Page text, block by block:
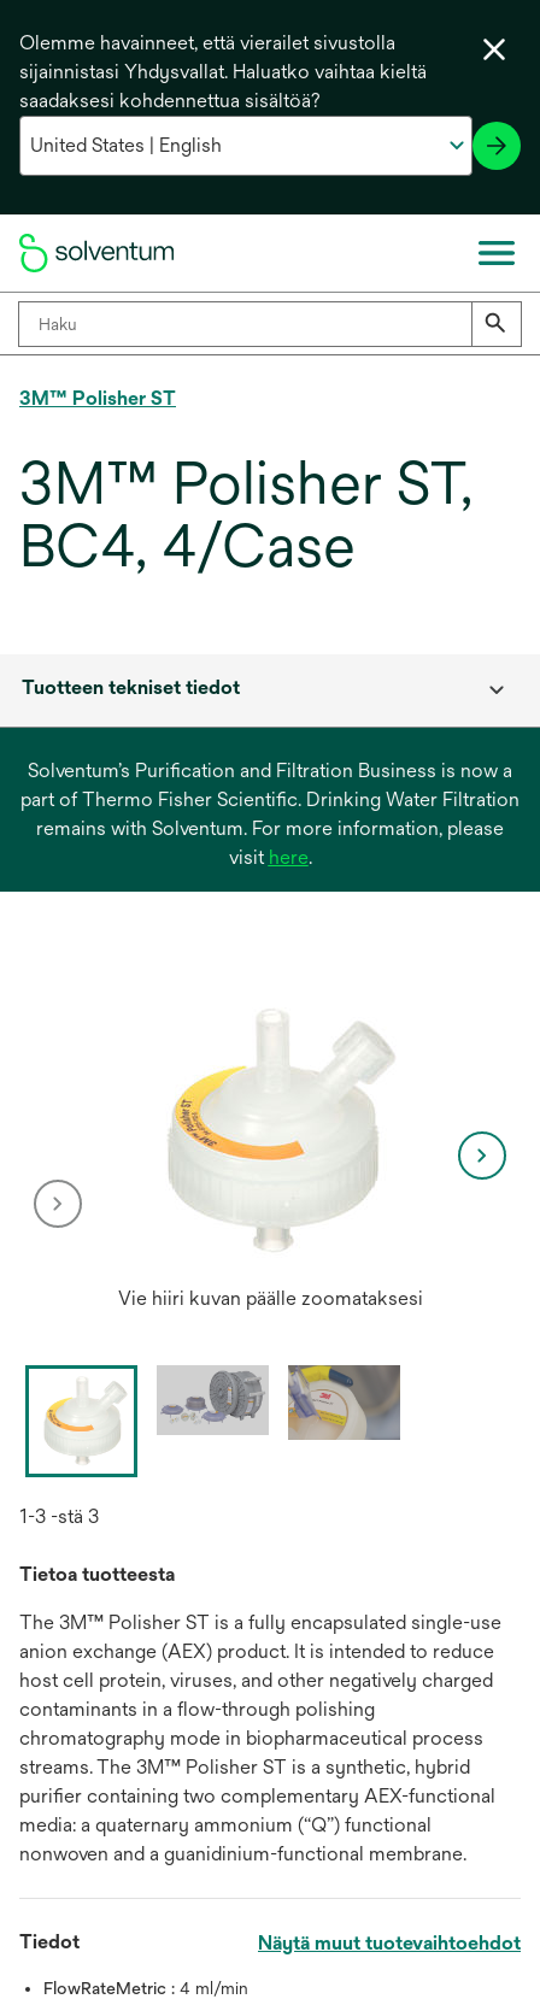
Olemme havainneet, että vierailet sivustolla
sijainnistasi Yhdysvallat. Haluatko vaihtaa kieltä
saadaksesi kohdennettua sisältöä?
3M™ Polisher ST
3M™ Polisher ST,
BC4, 4/Case
Tuotteen tekniset tiedot
Solventum’s Purification and Filtration Business is now a
part of Thermo Fisher Scientific. Drinking Water Filtration
remains with Solventum. For more information, please
visit hereopens
.
Vie hiiri kuvan päälle zoomataksesi
1-3 -stä 3
Tietoa tuotteesta
The 3M™ Polisher ST is a fully encapsulated single-use
anion exchange (AEX) product. It is intended to reduce
host cell protein, viruses, and other negatively charged
contaminants in a flow-through polishing
chromatography mode in biopharmaceutical process
streams. The 3M™ Polisher ST is a synthetic, hybrid
purifier containing two complementary AEX-functional
media: a quaternary ammonium (“Q”) functional
nonwoven and a guanidinium-functional membrane.
Tiedot Näytä muut tuotevaihtoehdot
FlowRateMetric : 4 ml/min